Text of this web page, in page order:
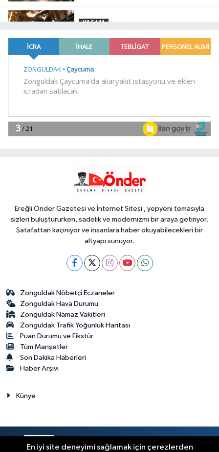
YAŞAM
10:20Buca Metrosu'nda dev adım
10:14 Gülben Ergen'den Yavru
10:04
kurallarını öğreniyor
Ereğli Önder Gazetesi ve İnternet Sitesi , yepyeni temasıyla
sizleri buluştururken, sadelik ve modernizmi bir araya getiriyor.
Şatafattan kaçınıyor ve insanlara haber okuyabilecekleri bir
altyapı sunuyor.
Zonguldak Nöbetçi Eczaneler
Zonguldak Hava Durumu
Zonguldak Namaz Vakitleri
Zonguldak Trafik Yoğunluk Haritası
Puan Durumu ve Fikstür
Tüm Manşetler
Son Dakika Haberleri
Haber Arşivi
Künye
RSS Copyright © 2023. Her hakkı saklıdır.
En iyi site deneyimi sağlamak için çerezlerden